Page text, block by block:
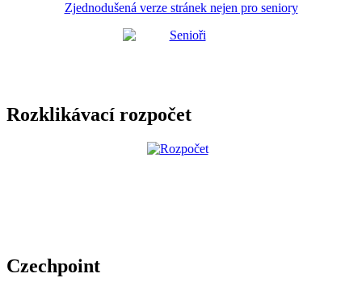
Zjednodušená verze stránek nejen pro seniory
Rozklikávací rozpočet
Czechpoint